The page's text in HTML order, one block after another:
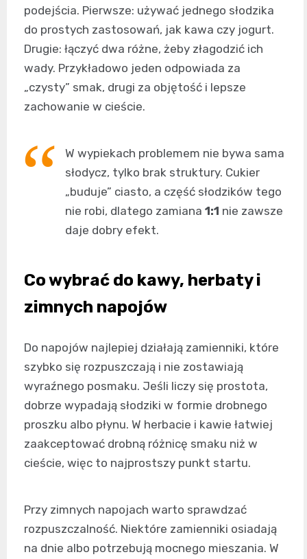
podejścia. Pierwsze: używać jednego słodzika
do prostych zastosowań, jak kawa czy jogurt.
Drugie: łączyć dwa różne, żeby złagodzić ich
wady. Przykładowo jeden odpowiada za
„czysty” smak, drugi za objętość i lepsze
zachowanie w cieście.
W wypiekach problemem nie bywa sama
słodycz, tylko brak struktury. Cukier
„buduje” ciasto, a część słodzików tego
nie robi, dlatego zamiana 1:1 nie zawsze
daje dobry efekt.
Co wybrać do kawy, herbaty i
zimnych napojów
Do napojów najlepiej działają zamienniki, które
szybko się rozpuszczają i nie zostawiają
wyraźnego posmaku. Jeśli liczy się prostota,
dobrze wypadają słodziki w formie drobnego
proszku albo płynu. W herbacie i kawie łatwiej
zaakceptować drobną różnicę smaku niż w
cieście, więc to najprostszy punkt startu.
Przy zimnych napojach warto sprawdzać
rozpuszczalność. Niektóre zamienniki osiadają
na dnie albo potrzebują mocnego mieszania. W